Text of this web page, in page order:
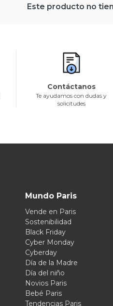
Este producto no
Contáctanos
Te ayudamos con dudas y
solicitudes
Mundo Paris
Vende en Paris
Sostenibilidad
Black Friday
Cyber Monday
Cyberday
Día de la Madre
Día del niño
Novios Paris
Bebé Paris
Tendencias Paris